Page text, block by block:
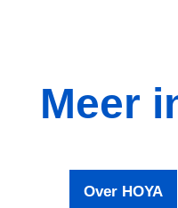
Meer
Over HOYA